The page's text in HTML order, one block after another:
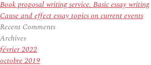
Book proposal writing service. Basic essay writing
Cause and effect essay topics on current events
Recent Comments
Archives
février 2022
octobre 2019